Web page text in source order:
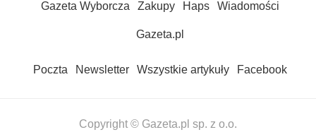
Gazeta Wyborcza Zakupy Haps Wiadomości
Gazeta.pl
Poczta Newsletter Wszystkie artykuły Facebook
Copyright © Gazeta.pl sp. z o.o.